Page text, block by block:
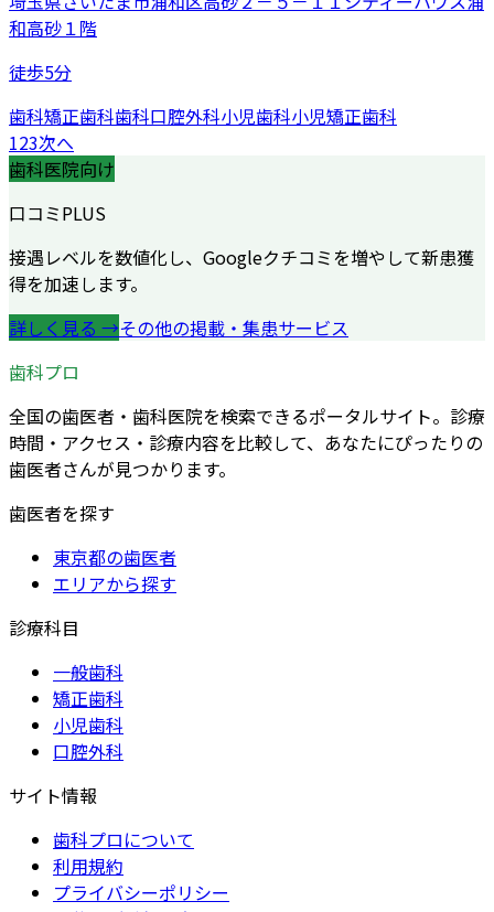
和高砂１階
徒歩5分
歯科矯正歯科歯科口腔外科小児歯科小児矯正歯科
123次へ
歯科医院向け
口コミPLUS
接遇レベルを数値化し、Googleクチコミを増やして新患獲
得を加速します。
詳しく見る →その他の掲載・集患サービス
歯科プロ
全国の歯医者・歯科医院を検索できるポータルサイト。診療
時間・アクセス・診療内容を比較して、あなたにぴったりの
歯医者さんが見つかります。
歯医者を探す
東京都の歯医者
エリアから探す
診療科目
一般歯科
矯正歯科
小児歯科
口腔外科
サイト情報
歯科プロについて
利用規約
プライバシーポリシー